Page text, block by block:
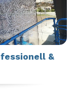
&